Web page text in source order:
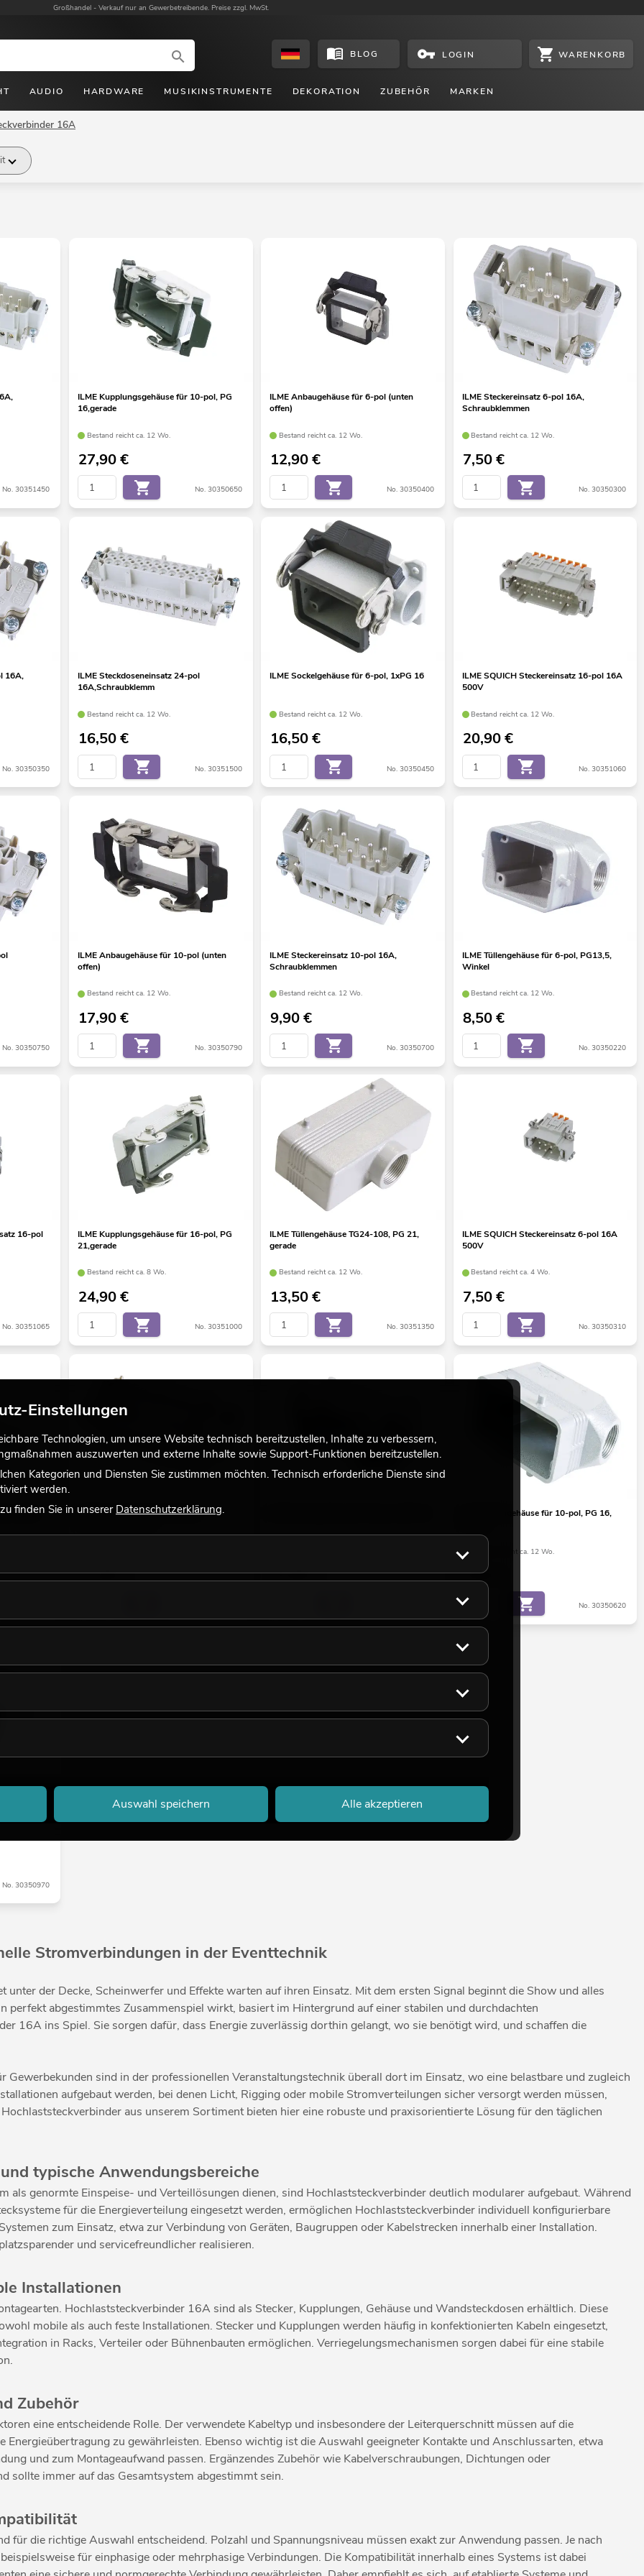
Großhandel - Verkauf nur an Gewerbetreibende. Preise zzgl. MwSt.
BLOG LOGIN WARENKORB
AUDIO HARDWARE MUSIKINSTRUMENTE DEKORATION ZUBEHÖR MARKEN
16A
No. 30351450
ILME Kupplungsgehäuse für 10-pol, PG
16,gerade
Bestand reicht ca. 12 Wo.
27,90€
No. 30350650
ILME Anbaugehäuse für 6-pol (unten
offen)
Bestand reicht ca. 12 Wo.
12,90€
No. 30350400
ILME Steckereinsatz 6-pol 16A,
Schraubklemmen
Bestand reicht ca. 12 Wo.
7,50€
No. 30350300
16A,
No. 30350350
ILME Steckdoseneinsatz 24-pol
16A,Schraubklemm
Bestand reicht ca. 12 Wo.
16,50€
No. 30351500
ILME Sockelgehäuse für 6-pol, 1xPG 16
Bestand reicht ca. 12 Wo.
16,50€
No. 30350450
ILME SQUICH Steckereinsatz 16-pol 16A
500V
Bestand reicht ca. 12 Wo.
20,90€
No. 30351060
No. 30350750
ILME Anbaugehäuse für 10-pol (unten
offen)
Bestand reicht ca. 12 Wo.
17,90€
No. 30350790
ILME Steckereinsatz 10-pol 16A,
Schraubklemmen
Bestand reicht ca. 12 Wo.
9,90€
No. 30350700
ILME Tüllengehäuse für 6-pol, PG13,5,
Winkel
Bestand reicht ca. 12 Wo.
8,50€
No. 30350220
16-pol
No. 30351065
ILME Kupplungsgehäuse für 16-pol, PG
21,gerade
Bestand reicht ca. 8 Wo.
24,90€
No. 30351000
ILME Tüllengehäuse TG24-108, PG 21,
gerade
Bestand reicht ca. 12 Wo.
13,50€
No. 30351350
ILME SQUICH Steckereinsatz 6-pol 16A
500V
Bestand reicht ca. 4 Wo.
7,50€
No. 30350310
Größe
ILME Steckdoseneinsatz 16-pol
11,90€ 33,90€
ILME Tüllengehäuse für 10-pol, PG 16,
Bestand reicht ca. 12 Wo.
9,90
No. 30350620
No. 30350970
Stromverbindungen in der Eventtechnik
unter der Decke, Scheinwerfer und Effekte warten auf ihren Einsatz. Mit dem ersten Signal beginnt die Show und alles
abgestimmtes Zusammenspiel wirkt, basiert im Hintergrund auf einer stabilen und durchdachten
16A ins Spiel. Sie sorgen dafür, dass Energie zuverlässig dorthin gelangt, wo sie benötigt wird, und schaffen die
sind in der professionellen Veranstaltungstechnik überall dort im Einsatz, wo eine belastbare und zugleich
aufgebaut werden, bei denen Licht, Rigging oder mobile Stromverteilungen sicher versorgt werden müssen,
aus unserem Sortiment bieten hier eine robuste und praxisorientierte Lösung für den täglichen
typische Anwendungsbereiche
als genormte Einspeise- und Verteillösungen dienen, sind Hochlaststeckverbinder deutlich modularer aufgebaut. Während
für die Energieverteilung eingesetzt werden, ermöglichen Hochlaststeckverbinder individuell konfigurierbare
zum Einsatz, etwa zur Verbindung von Geräten, Baugruppen oder Kabelstrecken innerhalb einer Installation.
und servicefreundlicher realisieren.
Installationen
Hochlaststeckverbinder 16A sind als Stecker, Kupplungen, Gehäuse und Wandsteckdosen erhältlich. Diese
mobile als auch feste Installationen. Stecker und Kupplungen werden häufig in konfektionierten Kabeln eingesetzt,
in Racks, Verteiler oder Bühnenbauten ermöglichen. Verriegelungsmechanismen sorgen dabei für eine stabile
Zubehör
eine entscheidende Rolle. Der verwendete Kabeltyp und insbesondere der Leiterquerschnitt müssen auf die
zu gewährleisten. Ebenso wichtig ist die Auswahl geeigneter Kontakte und Anschlussarten, etwa
und zum Montageaufwand passen. Ergänzendes Zubehör wie Kabelverschraubungen, Dichtungen oder
sollte immer auf das Gesamtsystem abgestimmt sein.
für die richtige Auswahl entscheidend. Polzahl und Spannungsniveau müssen exakt zur Anwendung passen. Je nach
für einphasige oder mehrphasige Verbindungen. Die Kompatibilität innerhalb eines Systems ist dabei
Einstellungen
Technologien, um unsere Website technisch bereitzustellen, Inhalte zu verbessern,
auszuwerten und externe Inhalte sowie Support-Funktionen bereitzustellen.
Kategorien und Diensten Sie zustimmen möchten. Technisch erforderliche Dienste sind
werden.
finden Sie in unserer Datenschutzerklärung.
Auswahl speichern Alle akzeptieren